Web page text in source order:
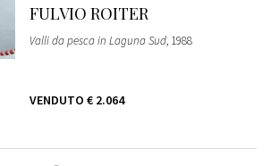
FULVIO ROITER
Valli da pesca in Laguna Sud, 1988
VENDUTO € 2.064